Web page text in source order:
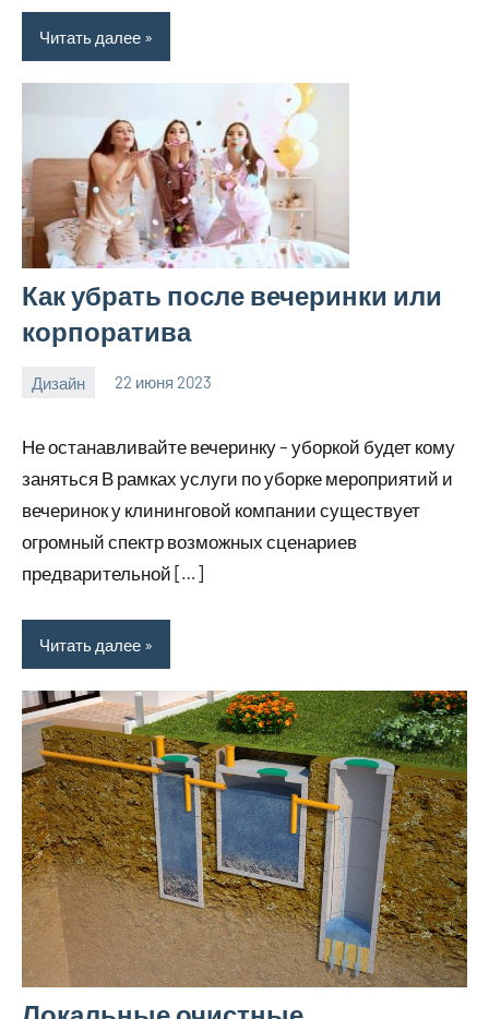
Читать далее
Как убрать после вечеринки или
корпоратива
Дизайн 22 июня 2023
home_teplo_r
Нет
Не останавливайте вечеринку – уборкой будет кому
заняться В рамках услуги по уборке мероприятий и
вечеринок у клининговой компании существует
огромный спектр возможных сценариев
предварительной […]
Читать далее